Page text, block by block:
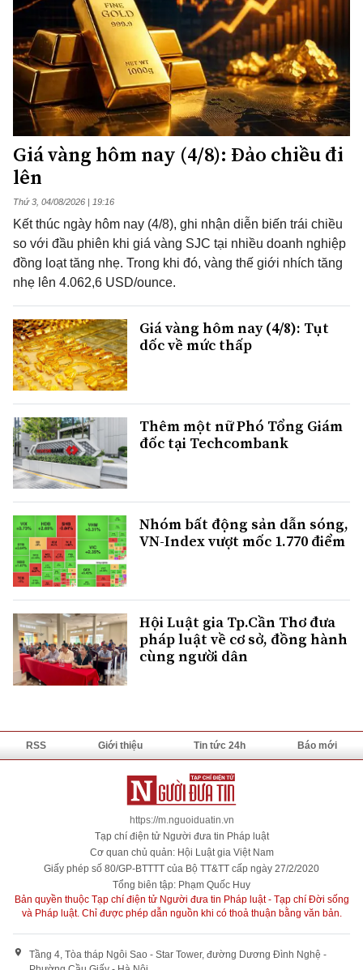
Giá vàng hôm nay (4/8): Đảo chiều đi
lên
Thứ 3, 04/08/2026 | 19:16
Kết thúc ngày hôm nay (4/8), ghi nhận diễn biến trái chiều
so với đầu phiên khi giá vàng SJC tại nhiều doanh nghiệp
đồng loạt tăng nhẹ. Trong khi đó, vàng thế giới nhích tăng
nhẹ lên 4.062,6 USD/ounce.
Giá vàng hôm nay (4/8): Tụt
dốc về mức thấp
Thêm một nữ Phó Tổng Giám
đốc tại Techcombank
Nhóm bất động sản dẫn sóng,
VN-Index vượt mốc 1.770 điểm
Hội Luật gia Tp.Cần Thơ đưa
pháp luật về cơ sở, đồng hành
cùng người dân
RSS Giới thiệu Tin tức 24h Báo mới
https://m.nguoiduatin.vn
Tạp chí điện tử Người đưa tin Pháp luật
Cơ quan chủ quản: Hội Luật gia Việt Nam
Giấy phép số 80/GP-BTTTT của Bộ TT&TT cấp ngày 27/2/2020
Tổng biên tập: Phạm Quốc Huy
Bản quyền thuộc Tạp chí điện tử Người đưa tin Pháp luật - Tạp chí Đời sống
và Pháp luật. Chỉ được phép dẫn nguồn khi có thoả thuận bằng văn bản.
Tầng 4, Tòa tháp Ngôi Sao - Star Tower, đường Dương Đình Nghệ -